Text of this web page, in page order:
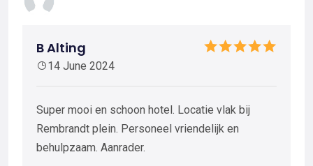
B Alting
14 June 2024
Super mooi en schoon hotel. Locatie vlak bij
Rembrandt plein. Personeel vriendelijk en
behulpzaam. Aanrader.